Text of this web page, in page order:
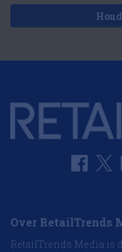
Over RetailTrends
RetailTrends Media is